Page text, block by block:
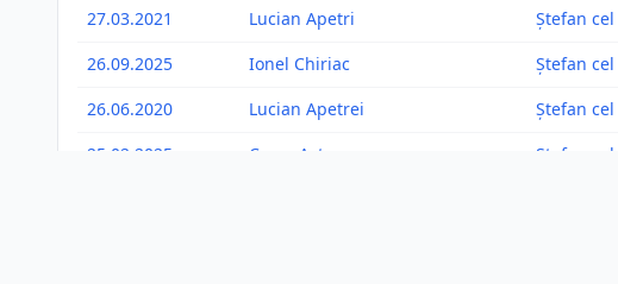
27.03.2021
Lucian Apetri Ștefan
26.09.2025
Ionel Chiriac Ștefan
26.06.2020
Lucian Apetrei Ștefan
25.02.2025
Cezar Astanoae Ștefan cel